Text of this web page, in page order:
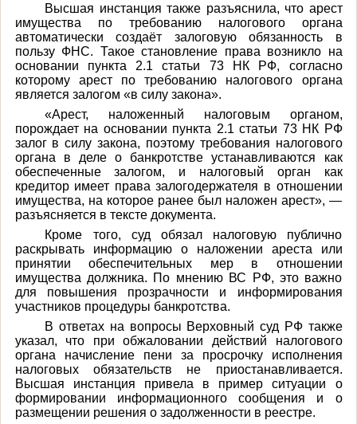
Высшая инстанция также разъяснила, что арест
имущества по требованию налогового органа
автоматически создаёт залоговую обязанность в
пользу ФНС. Такое становление права возникло на
основании пункта 2.1 статьи 73 НК РФ, согласно
которому арест по требованию налогового органа
является залогом «в силу закона».
«Арест, наложенный налоговым органом,
порождает на основании пункта 2.1 статьи 73 НК РФ
залог в силу закона, поэтому требования налогового
органа в деле о банкротстве устанавливаются как
обеспеченные залогом, и налоговый орган как
кредитор имеет права залогодержателя в отношении
имущества, на которое ранее был наложен арест», —
разъясняется в тексте документа.
Кроме того, суд обязал налоговую публично
раскрывать информацию о наложении ареста или
принятии обеспечительных мер в отношении
имущества должника. По мнению ВС РФ, это важно
для повышения прозрачности и информирования
участников процедуры банкротства.
В ответах на вопросы Верховный суд РФ также
указал, что при обжаловании действий налогового
органа начисление пени за просрочку исполнения
налоговых обязательств не приостанавливается.
Высшая инстанция привела в пример ситуации о
формировании информационного сообщения и о
размещении решения о задолженности в реестре.